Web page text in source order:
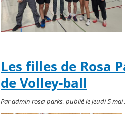
Les filles de Rosa
de Volley-ball
Par admin rosa-parks, publié le jeudi 5